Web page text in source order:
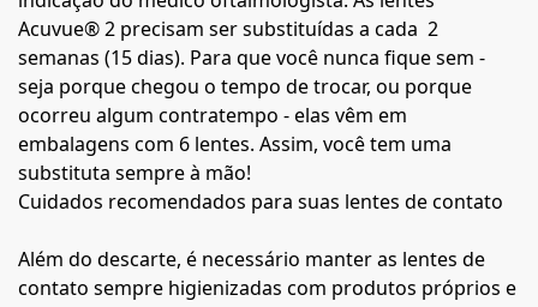
Acuvue® 2 precisam ser substituídas a cada 2
semanas (15 dias). Para que você nunca fique sem -
seja porque chegou o tempo de trocar, ou porque
ocorreu algum contratempo - elas vêm em
embalagens com 6 lentes. Assim, você tem uma
substituta sempre à mão!
Cuidados recomendados para suas lentes de contato
Além do descarte, é necessário manter as lentes de
contato sempre higienizadas com produtos próprios e